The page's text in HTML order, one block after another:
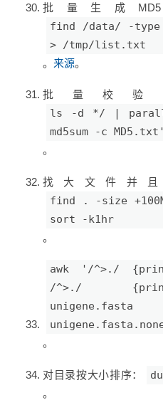
批量生成
find /data/ -type
> /tmp/list.txt
。 来源。
批量校验
ls -d */ |
md5sum -c MD5.txt'
。
找大文件并
find . -size
sort -k1hr
。
awk '/^>./
/^>./
。
对目录按大小排序：
。